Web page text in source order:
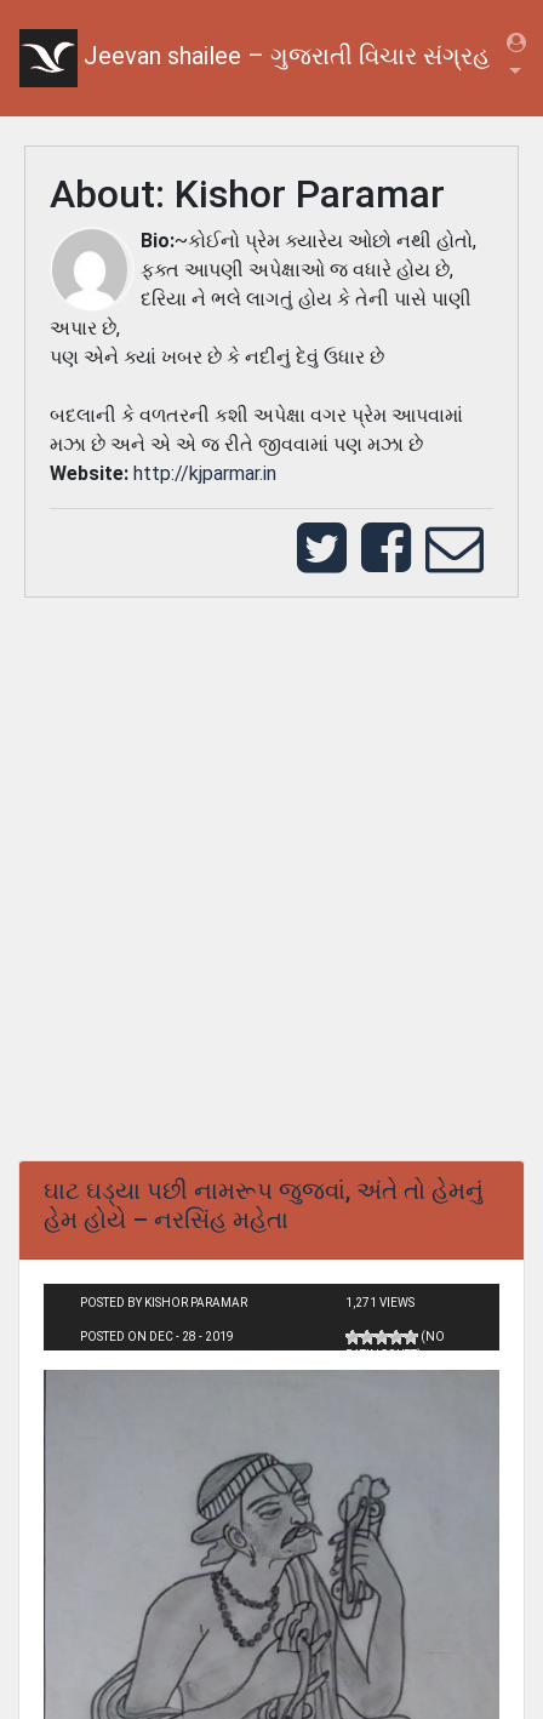
Jeevan shailee – ગુજરાતી વિચાર સંગ્રહ
About: Kishor Paramar
Bio:~કોઈનો પ્રેમ ક્યારેય ઓછો નથી હોતો,
ફક્ત આપણી અપેક્ષાઓ જ વધારે હોય છે,
દરિયા ને ભલે લાગતું હોય કે તેની પાસે પાણી
અપાર છે,
પણ એને ક્યાં ખબર છે કે નદીનું દેવું ઉધાર છે
બદલાની કે વળતરની કશી અપેક્ષા વગર પ્રેમ આપવામાં
મઝા છે અને એ એ જ રીતે જીવવામાં પણ મઝા છે
Website: http://kjparmar.in
ઘાટ ઘડ્યા પછી નામરૂપ જુજવાં, અંતે તો હેમનું
હેમ હોયે – નરસિંહ મહેતા
POSTED BY KISHOR PARAMAR
POSTED ON DEC - 28 - 2019
1,271 VIEWS
(NO
RATINGS YET)